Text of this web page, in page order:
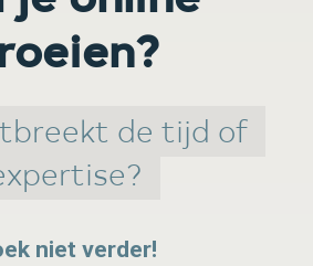
de tijd of
niet verder!